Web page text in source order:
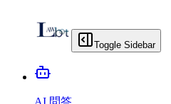
Toggle Sidebar
AI 問答